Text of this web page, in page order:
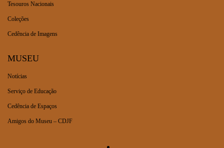
Tesouros Nacionais
Coleções
Cedência de Imagens
MUSEU
Notícias
Serviço de Educação
Cedência de Espaços
Amigos do Museu – CDJF